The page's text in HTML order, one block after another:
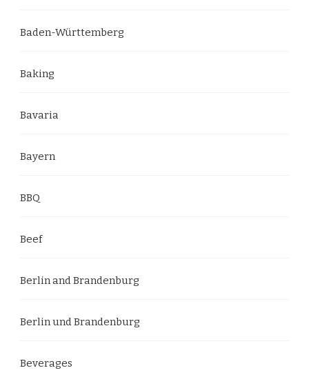
Baden-Württemberg
Baking
Bavaria
Bayern
BBQ
Beef
Berlin and Brandenburg
Berlin und Brandenburg
Beverages